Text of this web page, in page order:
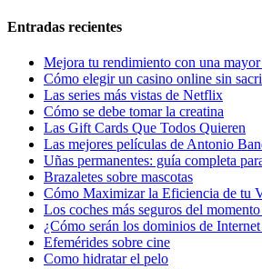
Entradas recientes
Mejora tu rendimiento con una
Cómo elegir un casino online sin
Las series más vistas de Netflix
Cómo se debe tomar la creatina
Las Gift Cards Que Todos Quieren
Las mejores películas de Antonio
Uñas permanentes: guía completa
Brazaletes sobre mascotas
Cómo Maximizar la Eficiencia de tu
Los coches más seguros del
¿Cómo serán los dominios de
Efemérides sobre cine
Сomo hidratar el pelo